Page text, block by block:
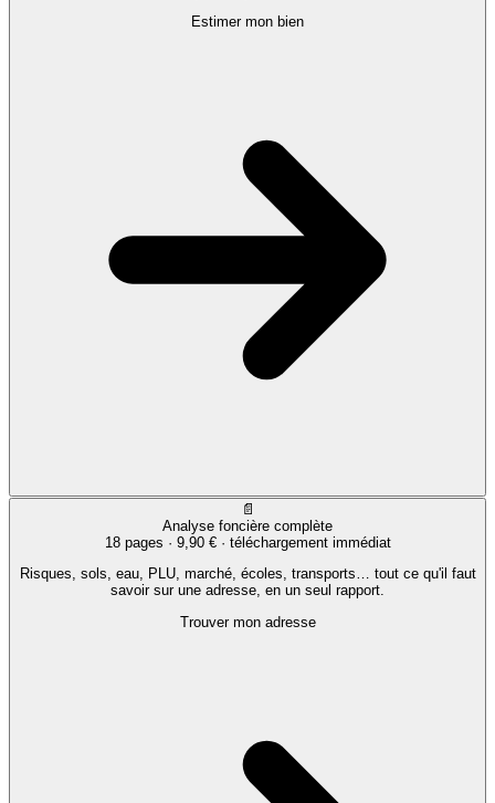
Estimer mon bien
📄
Analyse foncière complète
18 pages · 9,90 €· téléchargement immédiat
Risques, sols, eau, PLU, marché, écoles, transports… tout ce qu'il faut
savoir sur une adresse, en un seul rapport.
Trouver mon adresse